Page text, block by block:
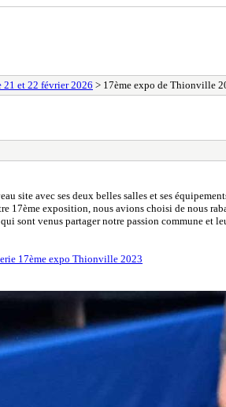
et 22 février 2026 > 17ème expo de Thionville
site avec ses deux belles salles et ses
exposition, nous avions choisi de nous
sont venus partager notre passion commune
17ème expo Thionville 2023